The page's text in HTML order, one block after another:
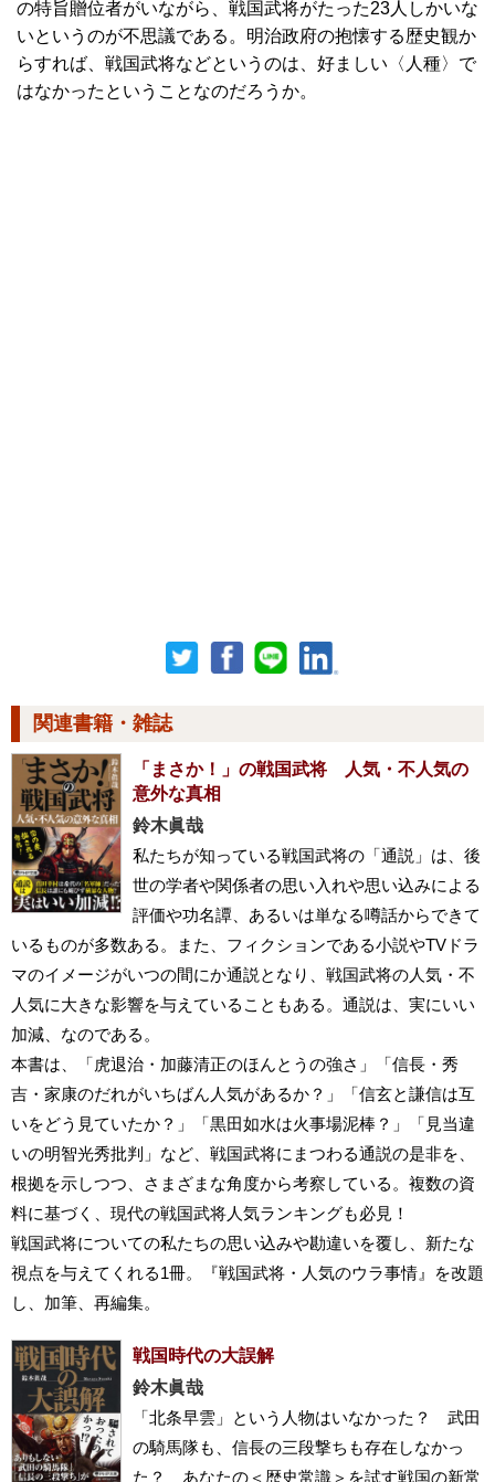
の特旨贈位者がいながら、戦国武将がたった23人しかいな
いというのが不思議である。明治政府の抱懐する歴史観か
らすれば、戦国武将などというのは、好ましい〈人種〉で
はなかったということなのだろうか。
関連書籍・雑誌
「まさか！」の戦国武将 人気・不人気の
意外な真相
鈴木眞哉
私たちが知っている戦国武将の「通説」は、後
世の学者や関係者の思い入れや思い込みによる
評価や功名譚、あるいは単なる噂話からできて
いるものが多数ある。また、フィクションである小説やTVドラ
マのイメージがいつの間にか通説となり、戦国武将の人気・不
人気に大きな影響を与えていることもある。通説は、実にいい
加減、なのである。
本書は、「虎退治・加藤清正のほんとうの強さ」「信長・秀
吉・家康のだれがいちばん人気があるか？」「信玄と謙信は互
いをどう見ていたか？」「黒田如水は火事場泥棒？」「見当違
いの明智光秀批判」など、戦国武将にまつわる通説の是非を、
根拠を示しつつ、さまざまな角度から考察している。複数の資
料に基づく、現代の戦国武将人気ランキングも必見！
戦国武将についての私たちの思い込みや勘違いを覆し、新たな
視点を与えてくれる1冊。『戦国武将・人気のウラ事情』を改題
し、加筆、再編集。
戦国時代の大誤解
鈴木眞哉
「北条早雲」という人物はいなかった？ 武田
の騎馬隊も、信長の三段撃ちも存在しなかっ
た？ あなたの＜歴史常識＞を試す戦国の新常